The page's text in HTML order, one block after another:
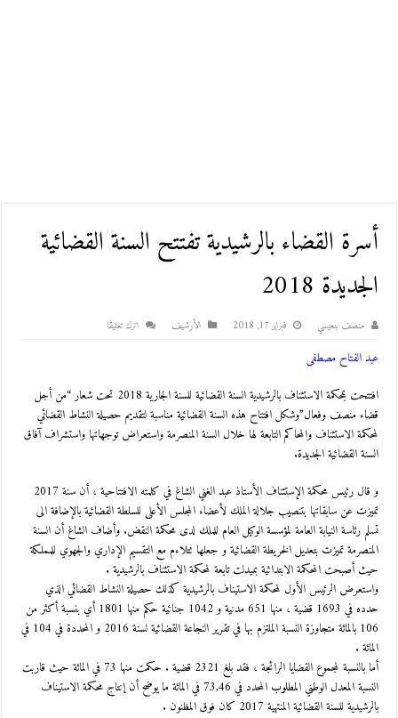
أسرة القضاء بالرشيدية تفتتح السنة القضائية
الجديدة 2018
منصف بنعيسي فبراير 17, 2018 اﻷرشيف اترك تعليقا
عبد الفتاح مصطفى
افتتحت بمحكمة الاستئناف بالرشيدية السنة القضائية للسنة الجارية 2018 تحت شعار “من أجل
قضاء منصف وفعال”وشكل افتتاح هذه السنة القضائية مناسبة لتقديم حصيلة النشاط القضائي
لمحكمة الاستئناف والمحاكم التابعة لها خلال السنة المنصرمة واستعراض توجهاتها واستشراف آفاق
السنة القضائية الجديدة.
و قال رئيس محكمة الإستئناف الأستاذ عبد الغني الشاغ في كلمته الافتتاحية ، أن سنة 2017
تميزت عن سابقاتها بتنصيب جلالة الملك لأعضاء المجلس الأعلى للسلطة القضائية بالإضافة الى
تسلم رئاسة النيابة العامة لمؤسسة الوكيل العام للملك لدى محكمة النقض. وأضاف الشاغ أن السنة
المنصرمة تميزت بتعديل الخريطة القضائية و جعلها تتلاءم مع التقسيم الإداري والجهوي للمملكة
حيث أصبحت المحكمة الابتدائية بميدلت تابعة لمحكمة الاستئناف بالرشيدية .
واستعرض الرئيس الأول لمحكمة الاستيناف بالرشيدية كذلك حصيلة النشاط القضائي الذي
حدده في 1693 قضية ، منها 651 مدنية و 1042 جنائية حكم منها 1801 أي بنسبة أكثر من
106 بالمائة متجاوزة النسبة الملتزم بها في تقرير النجاعة القضائية لسنة 2016 و المحددة في 104 في
المائة .
أما بالنسبة لمجموع القضايا الرائجة ، فقد بلغ 2321 قضية . حكمت منها 73 في المائة حيث قاربت
النسبة المعدل الوطني المطلوب المحدد في 73,46 في المائة ما يوضح أن إنتاج محكمة الاستيناف
بالرشيدية للسنة القضائية المنتهية 2017 كان فوق المظنون .